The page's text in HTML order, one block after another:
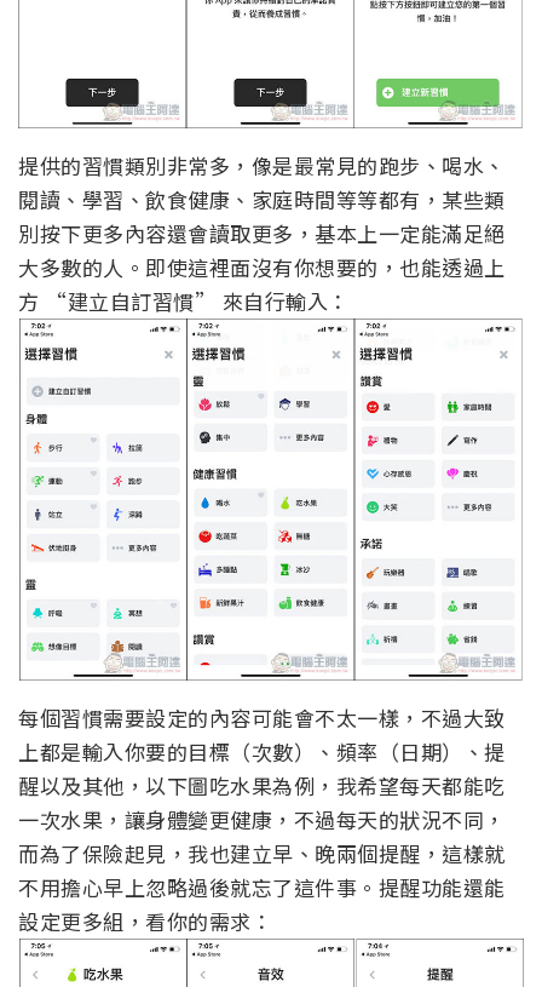
提供的習慣類別非常多，像是最常見的跑步、喝水、
閱讀、學習、飲食健康、家庭時間等等都有，某些類
別按下更多內容還會讀取更多，基本上一定能滿足絕
大多數的人。即使這裡面沒有你想要的，也能透過上
方 “建立自訂習慣” 來自行輸入：
每個習慣需要設定的內容可能會不太一樣，不過大致
上都是輸入你要的目標（次數）、頻率（日期）、提
醒以及其他，以下圖吃水果為例，我希望每天都能吃
一次水果，讓身體變更健康，不過每天的狀況不同，
而為了保險起見，我也建立早、晚兩個提醒，這樣就
不用擔心早上忽略過後就忘了這件事。提醒功能還能
設定更多組，看你的需求：